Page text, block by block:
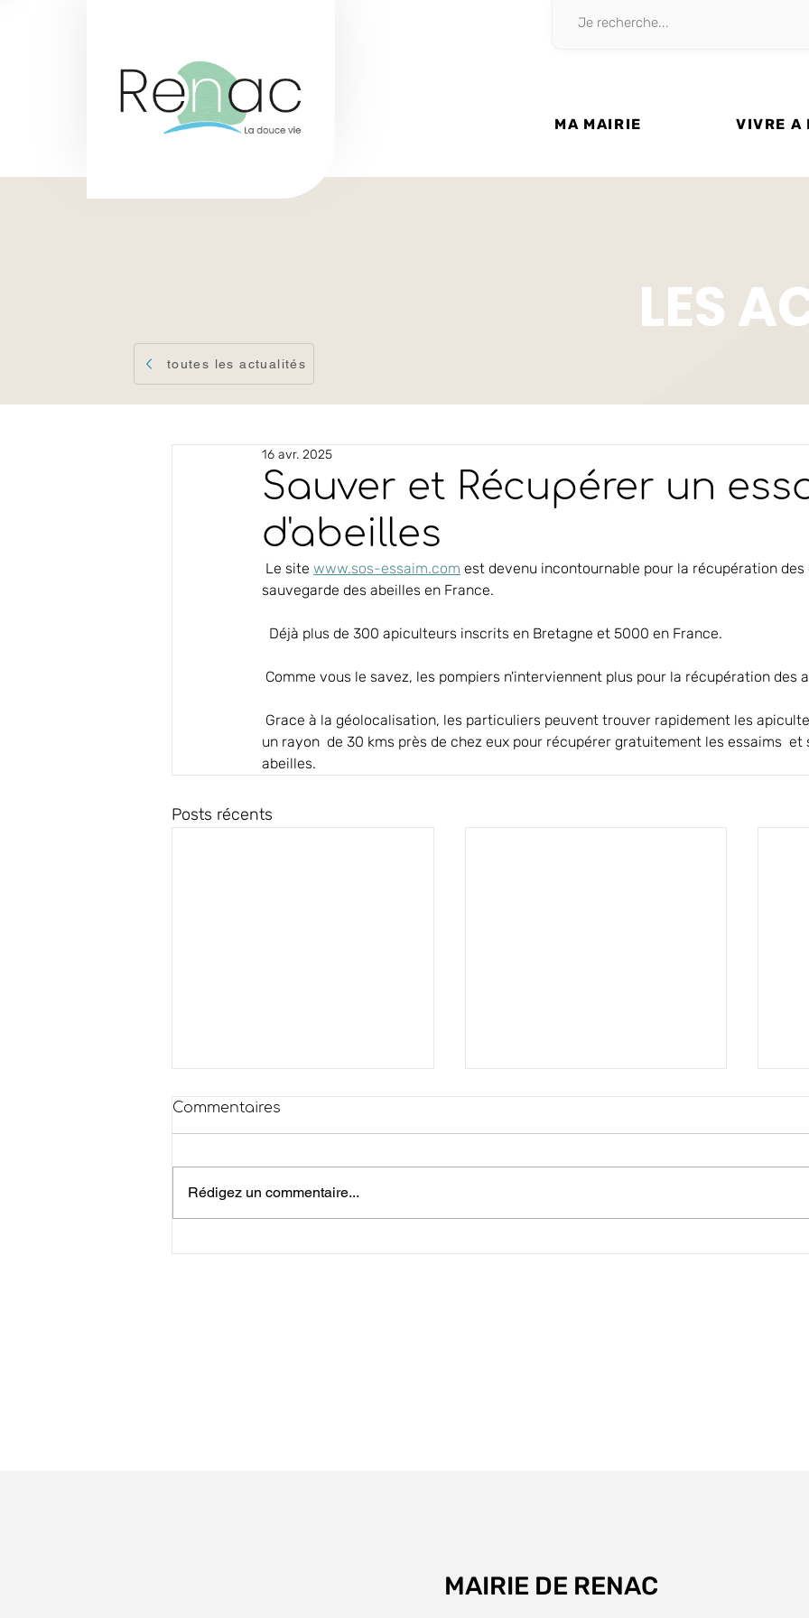
MA MAIRIE VIVRE A
toutes les actualités
LES
Sauver et Récupérer un
d'abeilles
16 avr. 2025
Le site www.sos-essaim.com est devenu incontournable pour la récupération des
sauvegarde des abeilles en France.
  Déjà plus de 300 apiculteurs inscrits en Bretagne et 5000 en France.
Comme vous le savez, les pompiers n'interviennent plus pour la récupération des
un rayon  de 30 kms près de chez eux pour récupérer gratuitement les essaims  et
abeilles.
Posts récents
Risque Incendie
Commentaires
Rédigez un commentaire...
MAIRIE DE RENAC